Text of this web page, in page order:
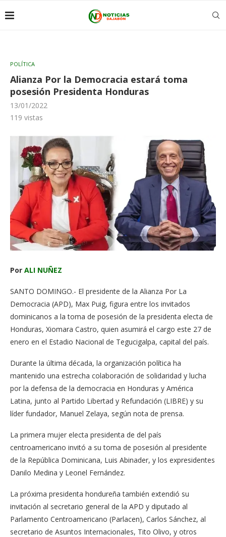
POLÍTICA
Alianza Por la Democracia estará toma
posesión Presidenta Honduras
13/01/2022
119 vistas
Por ALI NUÑEZ
SANTO DOMINGO.- El presidente de la Alianza Por La
Democracia (APD), Max Puig, figura entre los invitados
dominicanos a la toma de posesión de la presidenta electa de
Honduras, Xiomara Castro, quien asumirá el cargo este 27 de
enero en el Estadio Nacional de Tegucigalpa, capital del país.
Durante la última década, la organización política ha
mantenido una estrecha colaboración de solidaridad y lucha
por la defensa de la democracia en Honduras y América
Latina, junto al Partido Libertad y Refundación (LIBRE) y su
líder fundador, Manuel Zelaya, según nota de prensa.
La primera mujer electa presidenta de del país
centroamericano invitó a su toma de posesión al presidente
de la República Dominicana, Luis Abinader, y los expresidentes
Danilo Medina y Leonel Fernández.
La próxima presidenta hondureña también extendió su
invitación al secretario general de la APD y diputado al
Parlamento Centroamericano (Parlacen), Carlos Sánchez, al
secretario de Asuntos Internacionales, Tito Olivo, y otros